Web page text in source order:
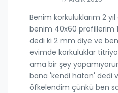
Benim korkuluklarım 2
benim 40x60 profillerim
dedi ki 2 mm diye ve
evimde korkuluklar
ama bir şey
bana 'kendi hatan' dedi
öfkelendim çünkü ben